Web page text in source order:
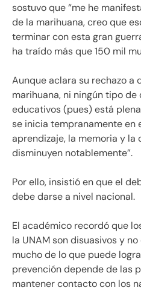
sostuvo que “me he
de la marihuana, creo que
terminar con esta gran
ha traído más que 150 mil
Aunque aclara su rechazo a
marihuana, ni ningún tipo
educativos (pues) está
se inicia tempranamente en
aprendizaje, la memoria y
disminuyen notablemente”.
Por ello, insistió en que el
debe darse a nivel nacional.
El académico recordó que
la UNAM son disuasivos y
mucho de lo que puede
prevención depende de las
mantener contacto con los